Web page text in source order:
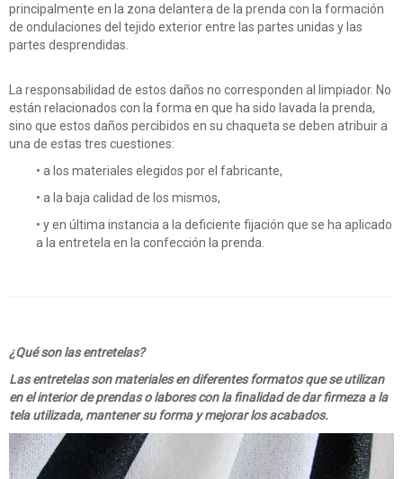
principalmente en la zona delantera de la prenda con la formación
de ondulaciones del tejido exterior entre las partes unidas y las
partes desprendidas.
La responsabilidad de estos daños no corresponden al limpiador. No
están relacionados con la forma en que ha sido lavada la prenda,
sino que estos daños percibidos en su chaqueta se deben atribuir a
una de estas tres cuestiones:
• a los materiales elegidos por el fabricante,
• a la baja calidad de los mismos,
• y en última instancia a la deficiente fijación que se ha aplicado
a la entretela en la confección la prenda.
¿Qué son las entretelas?
Las entretelas son materiales en diferentes formatos que se utilizan
en el interior de prendas o labores con la finalidad de dar firmeza a la
tela utilizada, mantener su forma y mejorar los acabados.